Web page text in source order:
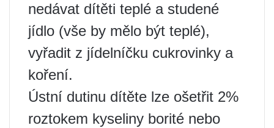
nedávat dítěti teplé a studené
jídlo (vše by mělo být teplé),
vyřadit z jídelníčku cukrovinky a
koření.
Ústní dutinu dítěte lze ošetřit 2%
roztokem kyseliny borité nebo